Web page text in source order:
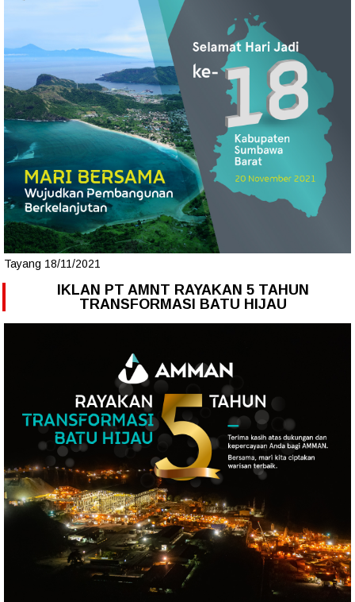
Tayang 18/11/2021
IKLAN PT AMNT RAYAKAN 5 TAHUN
TRANSFORMASI BATU HIJAU